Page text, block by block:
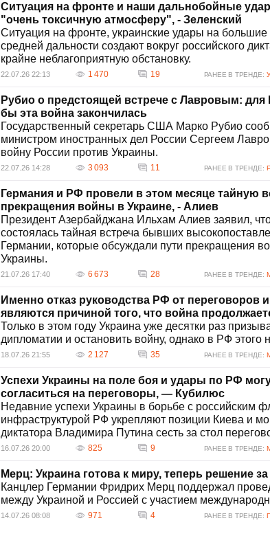
Ситуация на фронте и наши дальнобойные
"очень токсичную атмосферу", - Зеленский
Ситуация на фронте, украинские удары на большие
средней дальности создают вокруг российского
крайне неблагоприятную обстановку.
22.07.26 22:13 1 470 19 РАНЕЕ В ТРЕНДЕ:
Рубио о предстоящей встрече с Лавровым:
бы эта война закончилась
Государственный секретарь США Марко Рубио
министром иностранных дел России Сергеем
войну России против Украины.
22.07.26 14:28 3 093 11 РАНЕЕ В ТРЕНДЕ:
Германия и РФ провели в этом месяце тайную
прекращения войны в Украине, - Алиев
Президент Азербайджана Ильхам Алиев заявил,
состоялась тайная встреча бывших
Германии, которые обсуждали пути прекращения
Украины.
21.07.26 17:40 6 673 28 РАНЕЕ В ТРЕНДЕ:
Именно отказ руководства РФ от переговоров
являются причиной того, что война
Только в этом году Украина уже десятки раз
дипломатии и остановить войну, однако в РФ этого
18.07.26 21:55 2 127 35 РАНЕЕ В ТРЕНДЕ:
Успехи Украины на поле боя и удары по РФ
согласиться на переговоры, — Кубилюс
Недавние успехи Украины в борьбе с российским
инфраструктурой РФ укрепляют позиции Киева и
диктатора Владимира Путина сесть за стол
16.07.26 20:00 825 9 РАНЕЕ В ТРЕНДЕ:
Мерц: Украина готова к миру, теперь решение
Канцлер Германии Фридрих Мерц поддержал
между Украиной и Россией с участием
14.07.26 08:08 971 4 РАНЕЕ В ТРЕНДЕ: